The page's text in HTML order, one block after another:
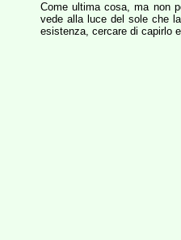
Come ultima cosa, ma non
vede alla luce del sole che
esistenza, cercare di capirlo